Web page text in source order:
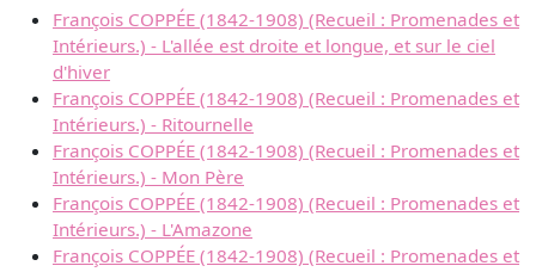
François COPPÉE (1842-1908) (Recueil : Promenades et
Intérieurs.) - L'allée est droite et longue, et sur le ciel
d'hiver
François COPPÉE (1842-1908) (Recueil : Promenades et
Intérieurs.) - Ritournelle
François COPPÉE (1842-1908) (Recueil : Promenades et
Intérieurs.) - Mon Père
François COPPÉE (1842-1908) (Recueil : Promenades et
Intérieurs.) - L'Amazone
François COPPÉE (1842-1908) (Recueil : Promenades et